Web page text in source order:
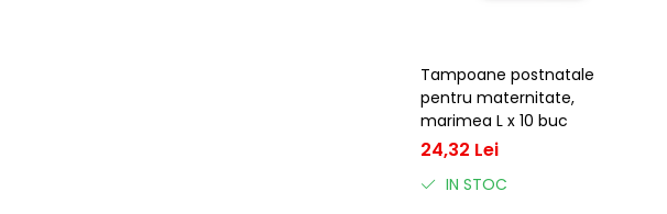
Tampoane postnatale
pentru maternitate,
marimea L x 10 buc
24,32 Lei
IN STOC